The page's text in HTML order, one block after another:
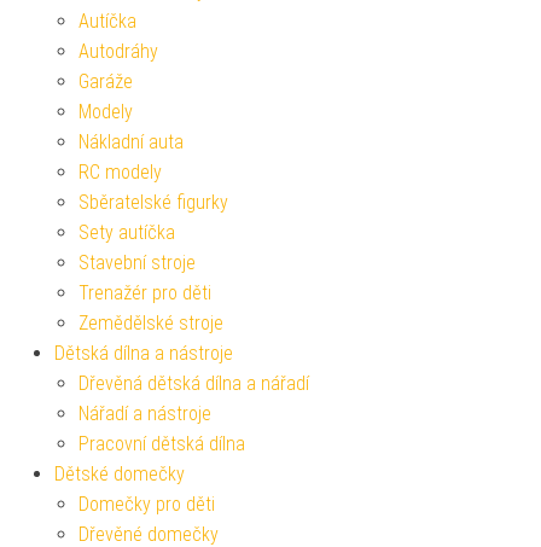
Autíčka
Autodráhy
Garáže
Modely
Nákladní auta
RC modely
Sběratelské figurky
Sety autíčka
Stavební stroje
Trenažér pro děti
Zemědělské stroje
Dětská dílna a nástroje
Dřevěná dětská dílna a nářadí
Nářadí a nástroje
Pracovní dětská dílna
Dětské domečky
Domečky pro děti
Dřevěné domečky